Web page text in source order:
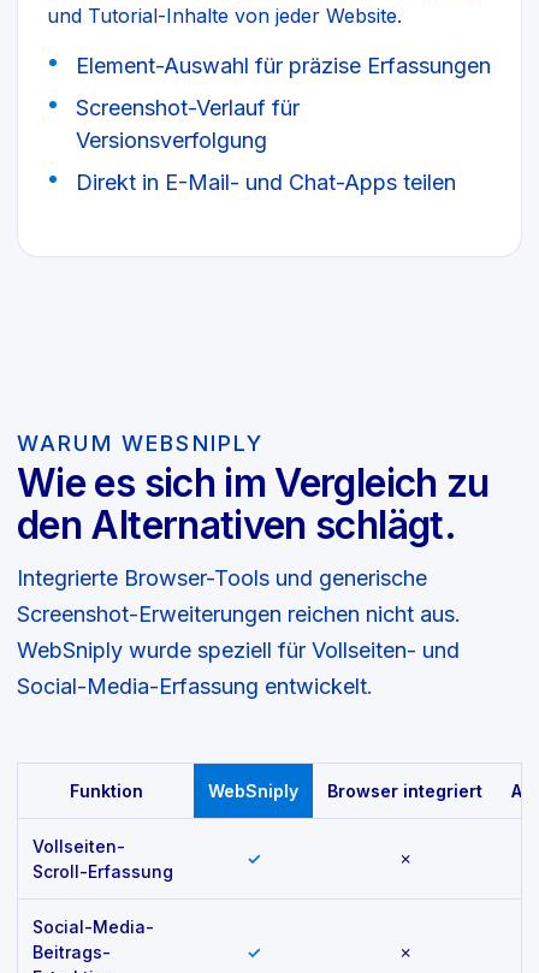
und Tutorial-Inhalte von jeder Website.
Element-Auswahl für präzise Erfassungen
Screenshot-Verlauf für
Versionsverfolgung
Direkt in E-Mail- und Chat-Apps teilen
WARUM WEBSNIPLY
Wie es sich im Vergleich zu
den Alternativen schlägt.
Integrierte Browser-Tools und generische
Screenshot-Erweiterungen reichen nicht aus.
WebSniply wurde speziell für Vollseiten- und
Social-Media-Erfassung entwickelt.
Funktion WebSniply Browser integriert
Vollseiten-
Scroll-Erfassung
✓ ✗
Social-Media-
Beitrags-
✓ ✗